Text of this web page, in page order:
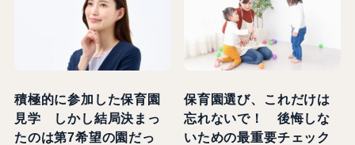
積極的に参加した保育園
見学 しかし結局決まっ
たのは第7希望の園だっ
保育園選び、これだけは
忘れないで！ 後悔しな
いための最重要チェック